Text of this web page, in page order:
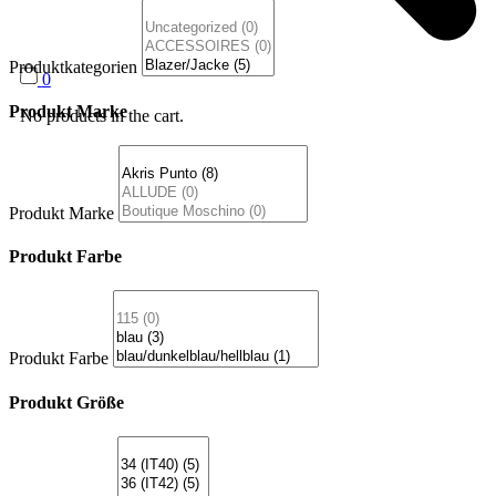
0
No products in the cart.
Produktkategorien
Produkt Marke
Produkt Marke
Produkt Farbe
Produkt Farbe
Produkt Größe